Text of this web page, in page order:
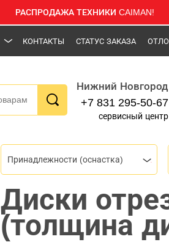
РАСПРОДАЖА ТЕХНИКИ CAIMAN!
КОНТАКТЫ СТАТУС ЗАКАЗА
Нижний Новгород
+7 831 295-50-67
сервисный центр
Принадлежности (оснастка)
Диски
(толщина